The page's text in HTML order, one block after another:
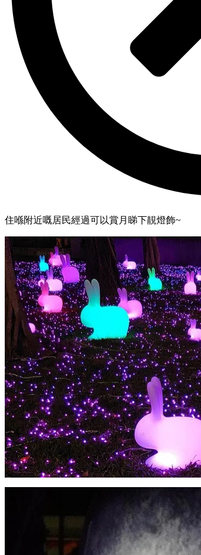
住喺附近嘅居民經過可以賞月睇下靚燈飾~